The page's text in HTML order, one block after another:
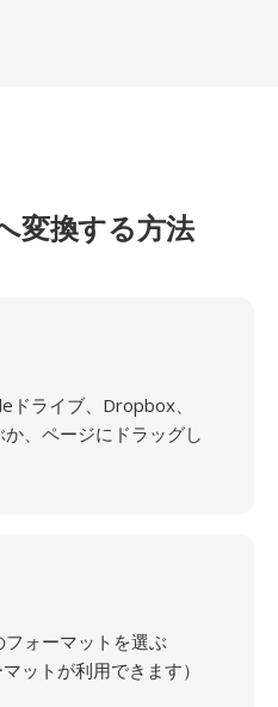
変換する方法
ドライブ、Dropbox、
、ページにドラッグし
ォーマットを選ぶ
ットが利用できます）